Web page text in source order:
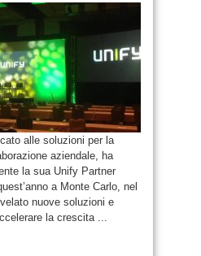
punta
sulla
partner
alle soluzioni per la
aziendale, ha
la sua Unify Partner
a Monte Carlo, nel
nuove soluzioni e
la crescita ...